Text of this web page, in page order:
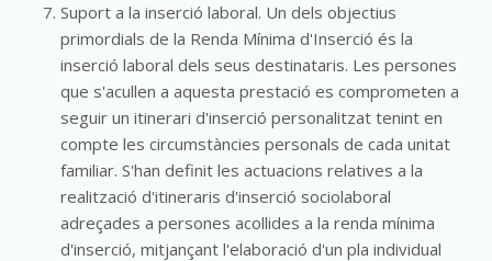
Suport a la inserció laboral. Un dels objectius
primordials de la Renda Mínima d'Inserció és la
inserció laboral dels seus destinataris. Les persones
que s'acullen a aquesta prestació es comprometen a
seguir un itinerari d'inserció personalitzat tenint en
compte les circumstàncies personals de cada unitat
familiar. S'han definit les actuacions relatives a la
realització d'itineraris d'inserció sociolaboral
adreçades a persones acollides a la renda mínima
d'inserció, mitjançant l'elaboració d'un pla individual